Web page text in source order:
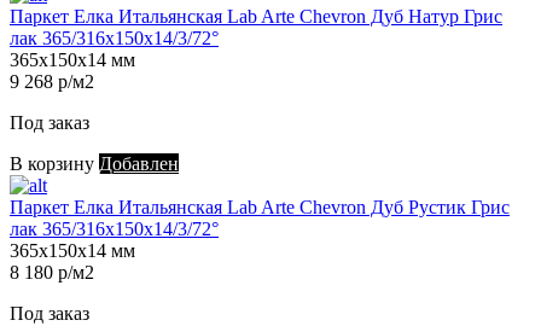
Паркет Елка Итальянская Lab Arte Chevron Дуб Натур Грис
лак 365/316х150х14/3/72°
365х150х14 мм
9 268 р/м2
Под заказ
В корзину Добавлен
Паркет Елка Итальянская Lab Arte Chevron Дуб Рустик Грис
лак 365/316х150х14/3/72°
365х150х14 мм
8 180 р/м2
Под заказ